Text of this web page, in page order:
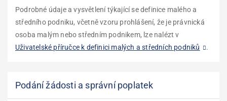
Podrobné údaje a vysvětlení týkající se definice malého a
středního podniku, včetně vzoru prohlášení, že je právnická
osoba malým nebo středním podnikem, lze nalézt v
Uživatelské příručce k definici malých a středních podniků
.
Podání žádosti a správní poplatek